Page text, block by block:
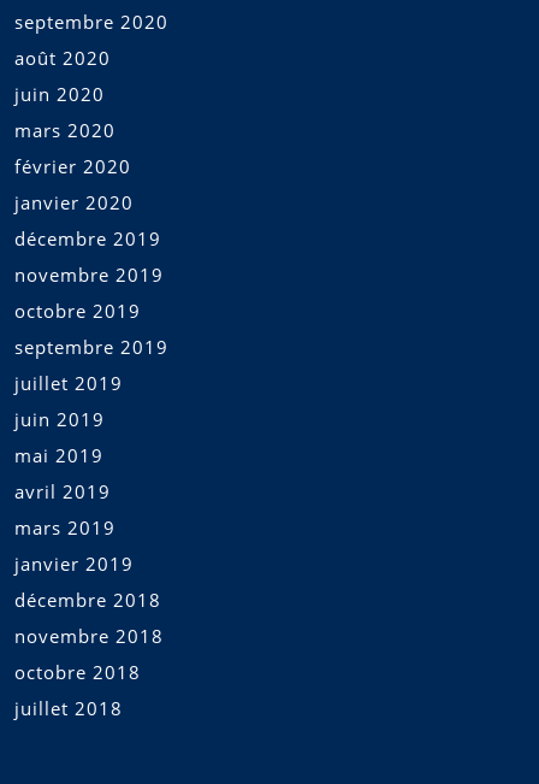
septembre 2020
août 2020
juin 2020
mars 2020
février 2020
janvier 2020
décembre 2019
novembre 2019
octobre 2019
septembre 2019
juillet 2019
juin 2019
mai 2019
avril 2019
mars 2019
janvier 2019
décembre 2018
novembre 2018
octobre 2018
juillet 2018